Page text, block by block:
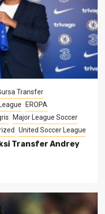
Transfer
EROPA
Major League Soccer
United Soccer League
Transfer Andrey